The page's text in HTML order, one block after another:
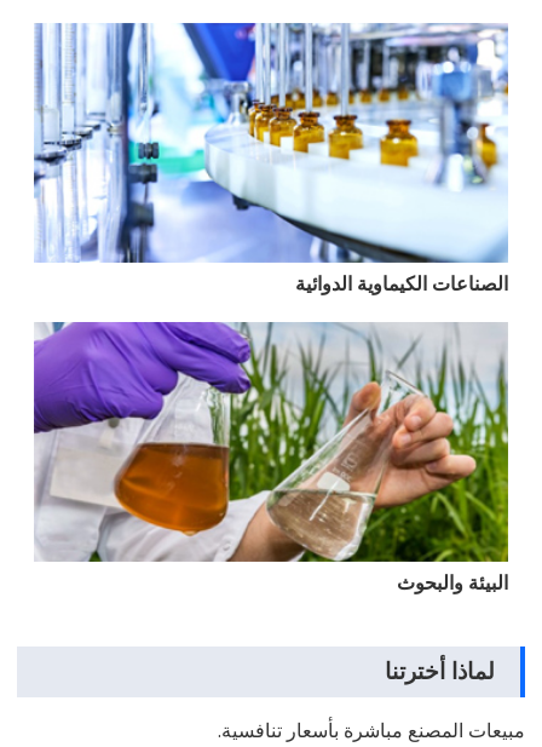
الصناعات الكيماوية الدوائية
البيئة والبحوث
لماذا أخترتنا
مبيعات المصنع مباشرة بأسعار تنافسية.